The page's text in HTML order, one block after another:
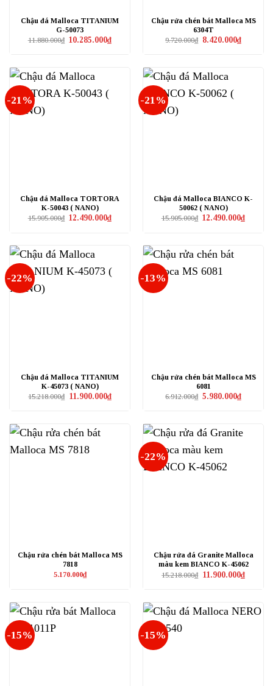
Chậu đá Malloca TITANIUM
G-50073
11.880.000₫ Giá
10.285.000₫Giá
hiện
10.285.000₫.
Chậu rửa chén bát Malloca MS
6304T
9.720.000₫ Giá
8.420.000₫Giá
hiện
-21%
Chậu đá Malloca TORTORA
K-50043 ( NANO)
15.905.000₫ Giá
12.490.000₫Giá
hiện
12.490.000₫.
-21%
Chậu đá Malloca BIANCO K-
50062 ( NANO)
15.905.000₫ Giá
12.490.000₫Giá
hiện
-22%
Chậu đá Malloca TITANIUM
K-45073 ( NANO)
15.218.000₫ Giá
11.900.000₫Giá
hiện
11.900.000₫.
-13%
Chậu rửa chén bát Malloca MS
6081
6.912.000₫ Giá
5.980.000₫Giá
hiện
Chậu rửa chén bát Malloca MS
7818
5.170.000₫
-22%
Chậu rửa đá Granite Malloca
màu kem BIANCO K-45062
15.218.000₫ Giá
11.900.000₫Giá
hiện
-15% -15%